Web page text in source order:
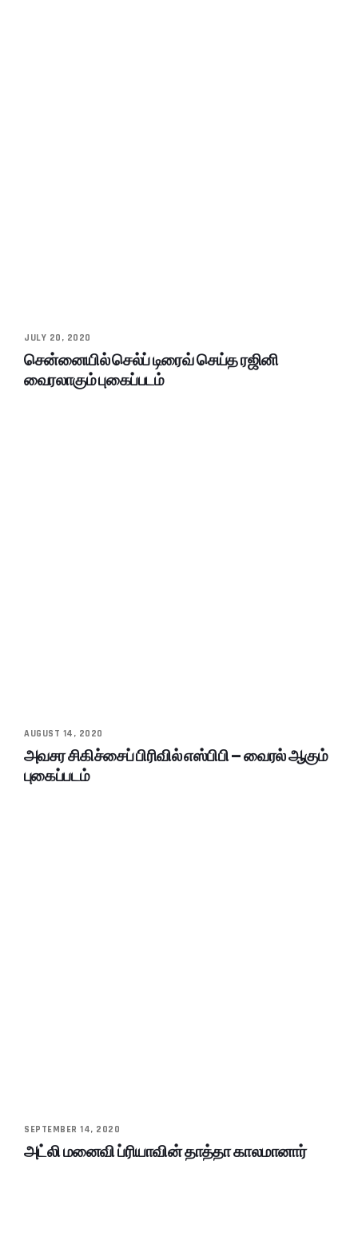
JULY 20, 2020
சென்னையில் செல்ப் டிரைவ் செய்த ரஜினி
வைரலாகும் புகைப்படம்
AUGUST 14, 2020
அவசர சிகிச்சைப் பிரிவில் எஸ்பிபி – வைரல் ஆகும்
புகைப்படம்
SEPTEMBER 14, 2020
அட்லி மனைவி ப்ரியாவின் தாத்தா காலமானார்